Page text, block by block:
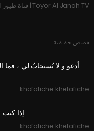
قناة طيور الجنة | Toyor Al Janah TV
قصص حقيقية
khafafiche khefafiche
- إذا
khafafiche khefafiche